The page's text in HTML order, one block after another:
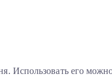
Использовать его